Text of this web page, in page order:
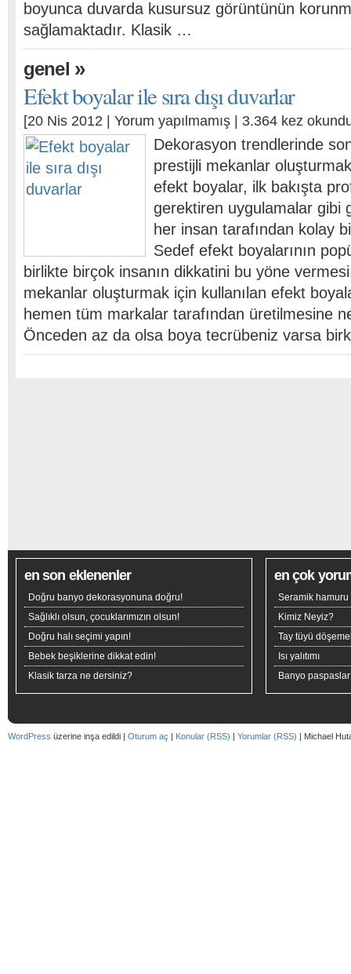
boyunca duvarda kusursuz görüntünün
sağlamaktadır. Klasik …
genel »
Efekt boyalar ile sıra dışı duvarlar
[20 Nis 2012 | Yorum yapılmamış | 3.364 kez
Dekorasyon trendlerinde
prestijli mekanlar
efekt boyalar, ilk bakışta
gerektiren uygulamalar gibi
her insan tarafından kolay
Sedef efekt boyalarının
birlikte birçok insanın dikkatini bu yöne
mekanlar oluşturmak için kullanılan efekt
hemen tüm markalar tarafından üretilmesine
Önceden az da olsa boya tecrübeniz varsa
en son eklenenler
Doğru banyo dekorasyonuna doğru!
Sağlıklı olsun, çocuklarımızın olsun!
Doğru halı seçimi yapın!
Bebek beşiklerine dikkat edin!
Klasik tarza ne dersiniz?
en çok
Seramik hamuru
Kimiz Neyiz?
Tay tüyü
Isı yalıtımı
Banyo
WordPress üzerine inşa edildi | Oturum aç | Konular (RSS) | Yorumlar (RSS) | Michael